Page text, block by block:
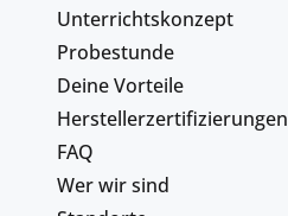
Unterrichtskonzept
Probestunde
Deine Vorteile
Herstellerzertifizierungen
FAQ
Wer wir sind